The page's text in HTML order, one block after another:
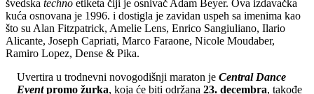
švedska techno etiketa čiji je osnivač Adam Beyer. Ova izdavačka
kuća osnovana je 1996. i dostigla je zavidan uspeh sa imenima kao
što su Alan Fitzpatrick, Amelie Lens, Enrico Sangiuliano, Ilario
Alicante, Joseph Capriati, Marco Faraone, Nicole Moudaber,
Ramiro Lopez, Dense & Pika.
Uvertira u trodnevni novogodišnji maraton je Central Dance
Eventpromo žurka, koja će biti održana 23. decembra, takođe